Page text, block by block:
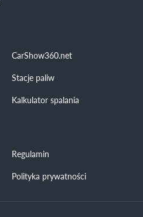
CarShow360.net
Stacje paliw
Kalkulator spalania
Regulamin
Polityka prywatności